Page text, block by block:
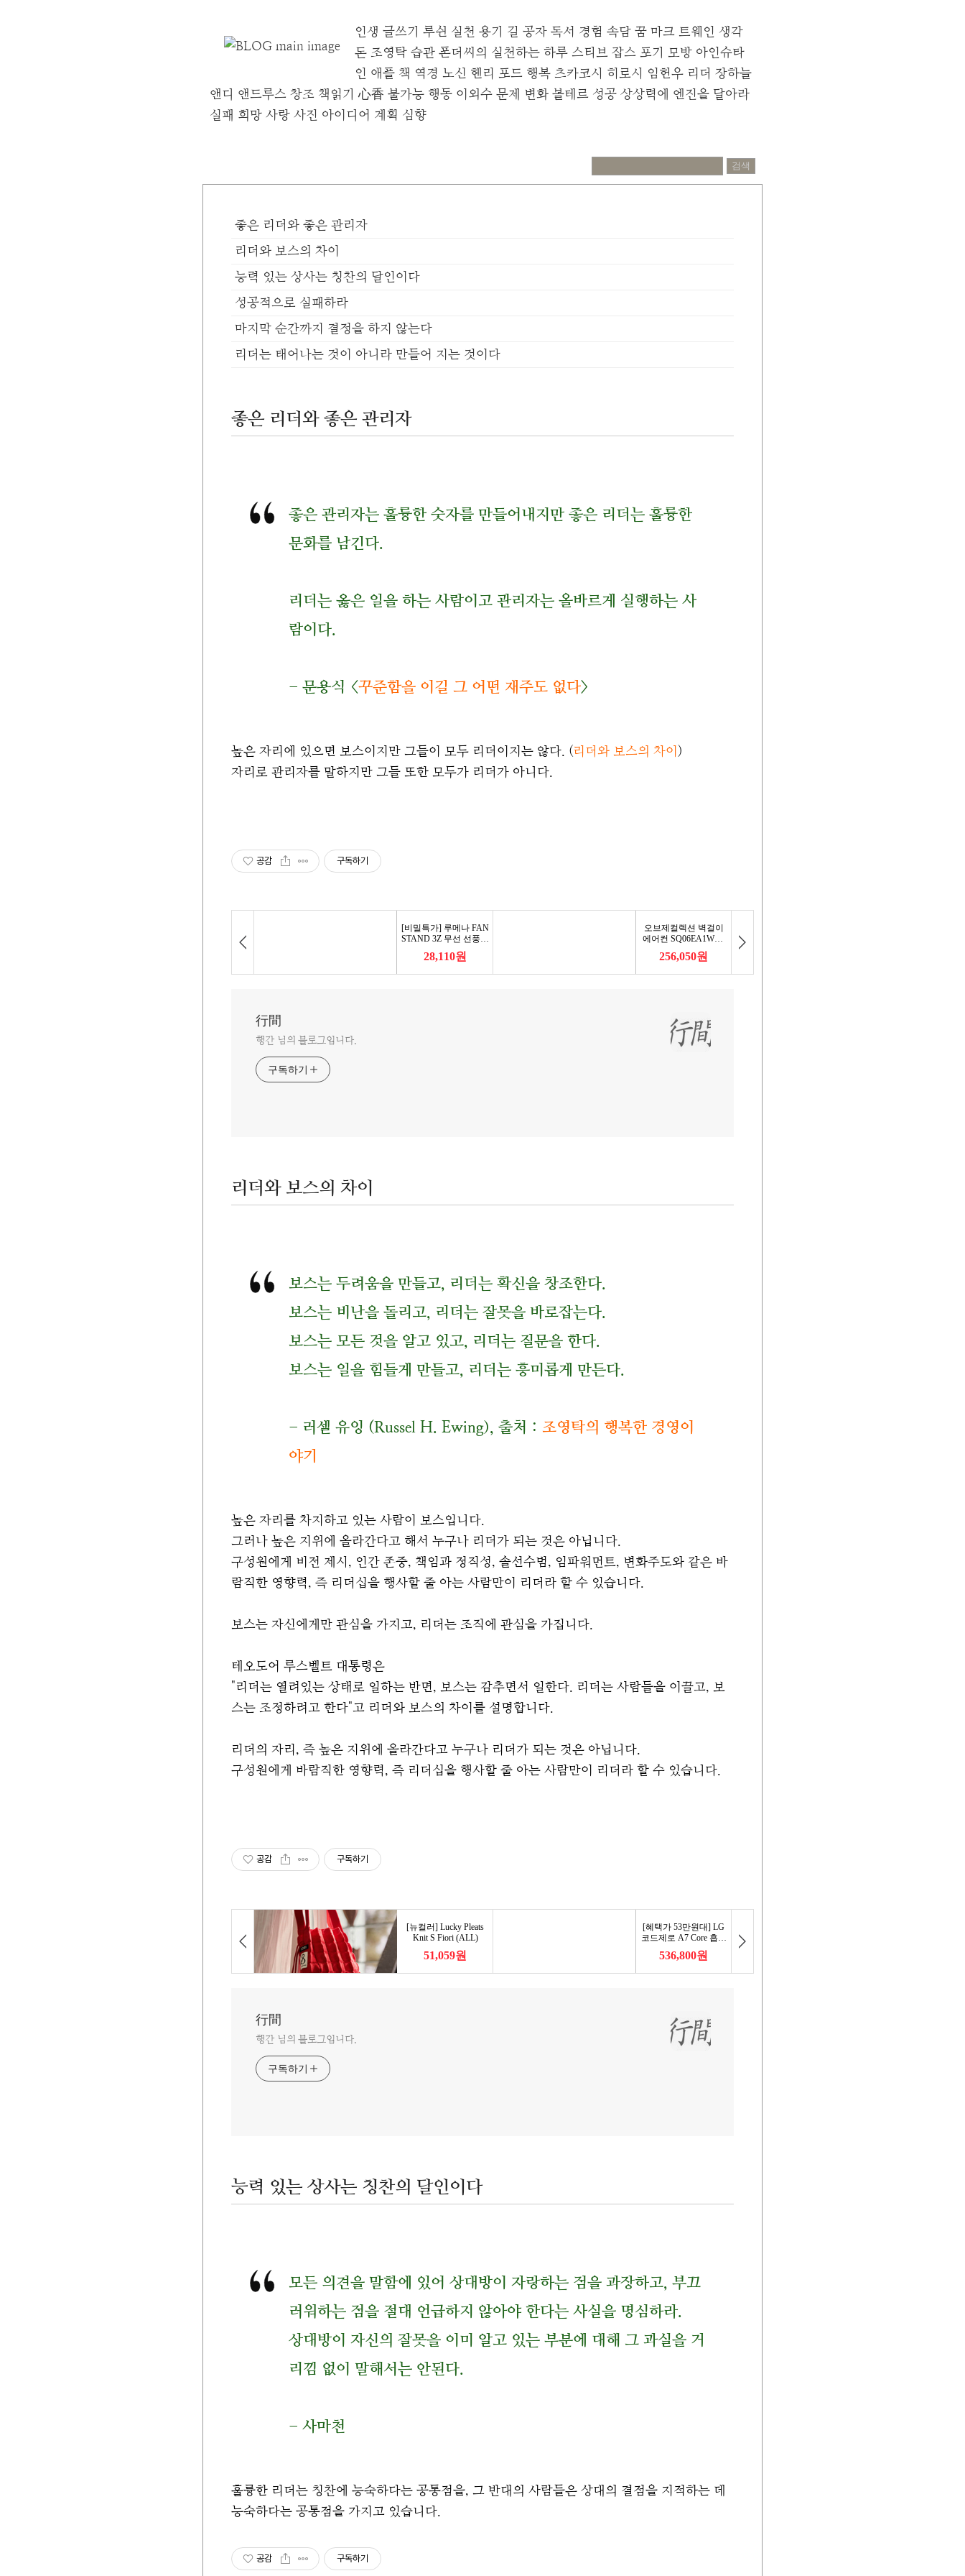
인생 글쓰기 루쉰 실천 용기 길 공자 독서 경험 속담 꿈 마크 트웨인 생각
돈 조영탁 습관 폰더씨의 실천하는 하루 스티브 잡스 포기 모방 아인슈타
인 애플 책 역경 노신 헨리 포드 행복 츠카코시 히로시 임헌우 리더 장하늘
앤디 앤드루스 창조 책읽기 心香 불가능 행동 이외수 문제 변화 볼테르 성공 상상력에 엔진을 달아라
실패 희망 사랑 사진 아이디어 계획 심향
좋은 리더와 좋은 관리자
리더와 보스의 차이
능력 있는 상사는 칭찬의 달인이다
성공적으로 실패하라
마지막 순간까지 결정을 하지 않는다
리더는 태어나는 것이 아니라 만들어 지는 것이다
좋은 리더와 좋은 관리자
좋은 관리자는 훌륭한 숫자를 만들어내지만 좋은 리더는 훌륭한
문화를 남긴다.
리더는 옳은 일을 하는 사람이고 관리자는 올바르게 실행하는 사
람이다.
- 문용식 <꾸준함을 이길 그 어떤 재주도 없다>
높은 자리에 있으면 보스이지만 그들이 모두 리더이지는 않다. (리더와 보스의 차이)
자리로 관리자를 말하지만 그들 또한 모두가 리더가 아니다.
공감 구독하기
行間
행간 님의 블로그입니다.
구독하기
리더와 보스의 차이
보스는 두려움을 만들고, 리더는 확신을 창조한다.
보스는 비난을 돌리고, 리더는 잘못을 바로잡는다.
보스는 모든 것을 알고 있고, 리더는 질문을 한다.
보스는 일을 힘들게 만들고, 리더는 흥미롭게 만든다.
- 러셀 유잉 (Russel H. Ewing), 출처 : 조영탁의 행복한 경영이
야기
높은 자리를 차지하고 있는 사람이 보스입니다.
그러나 높은 지위에 올라간다고 해서 누구나 리더가 되는 것은 아닙니다.
구성원에게 비전 제시, 인간 존중, 책임과 정직성, 솔선수범, 임파워먼트, 변화주도와 같은 바
람직한 영향력, 즉 리더십을 행사할 줄 아는 사람만이 리더라 할 수 있습니다.
보스는 자신에게만 관심을 가지고, 리더는 조직에 관심을 가집니다.
테오도어 루스벨트 대통령은
"리더는 열려있는 상태로 일하는 반면, 보스는 감추면서 일한다. 리더는 사람들을 이끌고, 보
스는 조정하려고 한다"고 리더와 보스의 차이를 설명합니다.
리더의 자리, 즉 높은 지위에 올라간다고 누구나 리더가 되는 것은 아닙니다.
구성원에게 바람직한 영향력, 즉 리더십을 행사할 줄 아는 사람만이 리더라 할 수 있습니다.
공감 구독하기
行間
행간 님의 블로그입니다.
구독하기
능력 있는 상사는 칭찬의 달인이다
모든 의견을 말함에 있어 상대방이 자랑하는 점을 과장하고, 부끄
러워하는 점을 절대 언급하지 않아야 한다는 사실을 명심하라.
상대방이 자신의 잘못을 이미 알고 있는 부분에 대해 그 과실을 거
리낌 없이 말해서는 안된다.
- 사마천
훌륭한 리더는 칭찬에 능숙하다는 공통점을, 그 반대의 사람들은 상대의 결점을 지적하는 데
능숙하다는 공통점을 가지고 있습니다.
공감 구독하기